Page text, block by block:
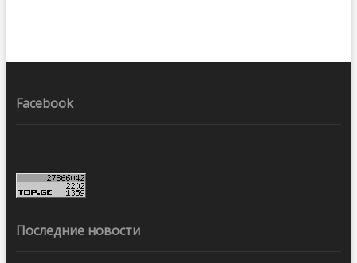
Facebook
Последние новости